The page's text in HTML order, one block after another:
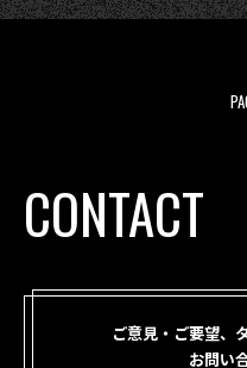
CONTACT
ご意見・ご要望、
お問い